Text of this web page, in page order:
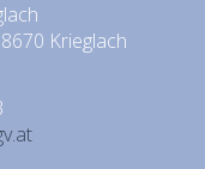
Krieglach